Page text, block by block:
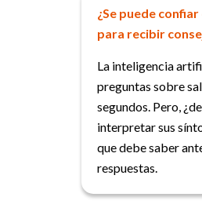
¿Se puede
para recibir
La inteligencia
preguntas sobre
segundos. Pero,
interpretar sus
que debe saber
respuestas.